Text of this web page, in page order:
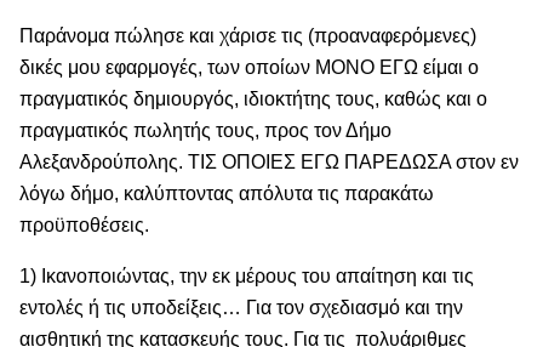
Παράνομα πώλησε και χάρισε τις (προαναφερόμενες)
δικές μου εφαρμογές, των οποίων ΜΟΝΟ ΕΓΩ είμαι ο
πραγματικός δημιουργός, ιδιοκτήτης τους, καθώς και ο
πραγματικός πωλητής τους, προς τον Δήμο
Αλεξανδρούπολης. ΤΙΣ ΟΠΟΙΕΣ ΕΓΩ ΠΑΡΕΔΩΣΑ στον εν
λόγω δήμο, καλύπτοντας απόλυτα τις παρακάτω
προϋποθέσεις.
1) Ικανοποιώντας, την εκ μέρους του απαίτηση και τις
εντολές ή τις υποδείξεις… Για τον σχεδιασμό και την
αισθητική της κατασκευής τους. Για τις πολυάριθμες